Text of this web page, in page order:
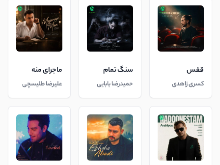
قفس
کسری زاهدی
سنگ تمام
حمیدرضا بابایی
ماجرای منه
علیرضا طلیسچی